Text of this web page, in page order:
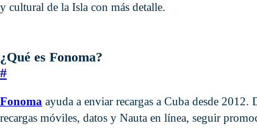
y cultural de la Isla con más detalle.
¿Qué es Fonoma?
#
Fonoma ayuda a enviar recargas a Cuba desde 2012.
recargas móviles, datos y Nauta en línea, seguir